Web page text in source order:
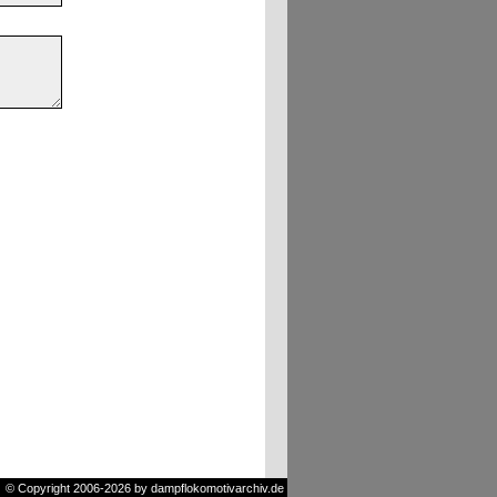
© Copyright 2006-2026 by dampflokomotivarchiv.de